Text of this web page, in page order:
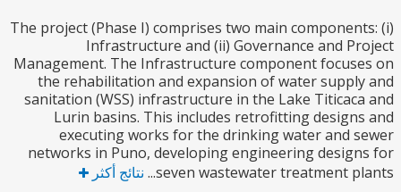
The project (Phase I) comprises two main
Infrastructure and (ii) Governance and
Management. The Infrastructure component
the rehabilitation and expansion of water
sanitation (WSS) infrastructure in the Lake
Lurin basins. This includes retrofitting
executing works for the drinking water and
networks in Puno, developing engineering
seven wastewater treatment نتائج أكثر